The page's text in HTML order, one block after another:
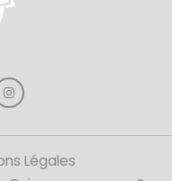
Légales